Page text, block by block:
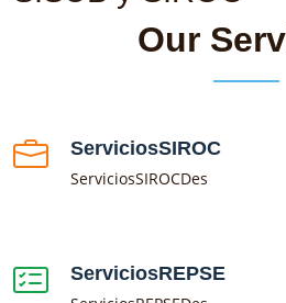
Our
ServiciosSIROC
ServiciosSIROCDes
ServiciosREPSE